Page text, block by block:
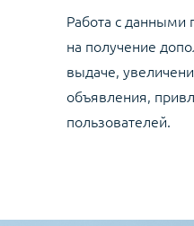
Работа с данными
на получение
выдаче,
объявления,
пользователей.